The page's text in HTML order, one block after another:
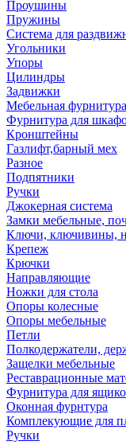
Проушины
Пружины
Система для
Угольники
Упоры
Цилиндры
Задвижки
Мебельная фурнитура
Фурнитура для
Кронштейны
Газлифт,барный мех
Разное
Подпятники
Ручки
Джокерная система
Замки мебельные,
Ключи, ключивины,
Крепеж
Крючки
Направляющие
Ножки для стола
Опоры колесные
Опоры мебельные
Петли
Полкодержатели,
Защелки мебельные
Реставрационные
Фурнитура для
Оконная фурнтура
Комплекующие для
Ручки